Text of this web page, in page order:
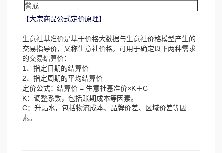
警戒
【大宗商品公式定价原理】
生意社基准价是基于价格大数据与生意社价格模型产生的
交易指导价，又称生意社价格。可用于确定以下两种需求
的交易结算价：
1、指定日期的结算价
2、指定周期的平均结算价
定价公式：结算价 = 生意社基准价×K＋C
K：调整系数，包括账期成本等因素。
C：升贴水，包括物流成本、品牌价差、区域价差等因
素。